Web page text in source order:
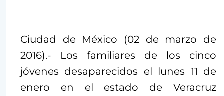
Ciudad de México (02 de marzo de
2016).- Los familiares de los cinco
jóvenes desaparecidos el lunes 11 de
enero en el estado de Veracruz